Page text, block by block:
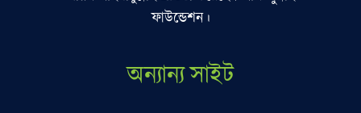
ফাউন্ডেশন।
অন্যান্য সাইট